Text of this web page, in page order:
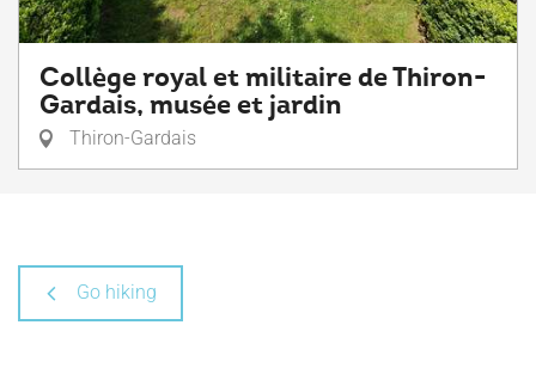
Collège royal et militaire de Thiron-
Gardais, musée et jardin
Thiron-Gardais
Go hiking